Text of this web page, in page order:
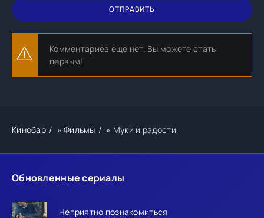
Обновленные сериалы
Неприятно познакомиться
ОТПРАВИТЬ
Комментариев еще нет. Вы можете стать
первым!
Кинобар »Фильмы » Муки и радости